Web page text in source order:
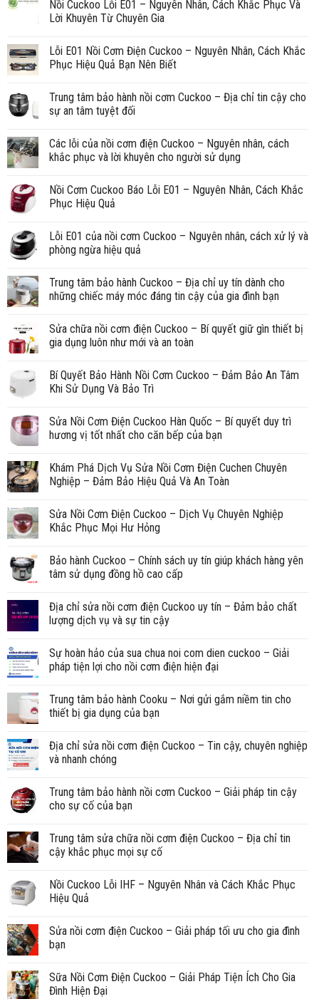
Nồi Cuckoo Lỗi E01 – Nguyên Nhân, Cách Khắc Phục Và
Lời Khuyên Từ Chuyên Gia
Lỗi E01 Nồi Cơm Điện Cuckoo – Nguyên Nhân, Cách Khắc
Phục Hiệu Quả Bạn Nên Biết
Trung tâm bảo hành nồi cơm Cuckoo – Địa chỉ tin cậy cho
sự an tâm tuyệt đối
Các lỗi của nồi cơm điện Cuckoo – Nguyên nhân, cách
khắc phục và lời khuyên cho người sử dụng
Nồi Cơm Cuckoo Báo Lỗi E01 – Nguyên Nhân, Cách Khắc
Phục Hiệu Quả
Lỗi E01 của nồi cơm Cuckoo – Nguyên nhân, cách xử lý và
phòng ngừa hiệu quả
Trung tâm bảo hành Cuckoo – Địa chỉ uy tín dành cho
những chiếc máy móc đáng tin cậy của gia đình bạn
Sửa chữa nồi cơm điện Cuckoo – Bí quyết giữ gìn thiết bị
gia dụng luôn như mới và an toàn
Bí Quyết Bảo Hành Nồi Cơm Cuckoo – Đảm Bảo An Tâm
Khi Sử Dụng Và Bảo Trì
Sửa Nồi Cơm Điện Cuckoo Hàn Quốc – Bí quyết duy trì
hương vị tốt nhất cho căn bếp của bạn
Khám Phá Dịch Vụ Sửa Nồi Cơm Điện Cuchen Chuyên
Nghiệp – Đảm Bảo Hiệu Quả Và An Toàn
Sửa Nồi Cơm Điện Cuckoo – Dịch Vụ Chuyên Nghiệp
Khắc Phục Mọi Hư Hỏng
Bảo hành Cuckoo – Chính sách uy tín giúp khách hàng yên
tâm sử dụng đồng hồ cao cấp
Địa chỉ sửa nồi cơm điện Cuckoo uy tín – Đảm bảo chất
lượng dịch vụ và sự tin cậy
Sự hoàn hảo của sua chua noi com dien cuckoo – Giải
pháp tiện lợi cho nồi cơm điện hiện đại
Trung tâm bảo hành Cooku – Nơi gửi gắm niềm tin cho
thiết bị gia dụng của bạn
Địa chỉ sửa nồi cơm điện Cuckoo – Tin cậy, chuyên nghiệp
và nhanh chóng
Trung tâm bảo hành nồi cơm Cuckoo – Giải pháp tin cậy
cho sự cố của bạn
Trung tâm sửa chữa nồi cơm điện Cuckoo – Địa chỉ tin
cậy khắc phục mọi sự cố
Nồi Cuckoo Lỗi IHF – Nguyên Nhân và Cách Khắc Phục
Hiệu Quả
Sửa nồi cơm điện Cuckoo – Giải pháp tối ưu cho gia đình
bạn
Sữa Nồi Cơm Điện Cuckoo – Giải Pháp Tiện Ích Cho Gia
Đình Hiện Đại